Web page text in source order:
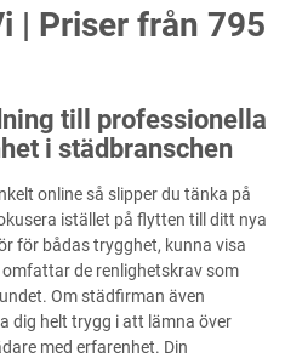
| Priser från 795
till professionella
i städbranschen
online så slipper du tänka på
istället på flytten till ditt nya
för bådas trygghet, kunna visa
de renlighetskrav som
Om städfirman även
dig helt trygg i att lämna över
med erfarenhet. Din